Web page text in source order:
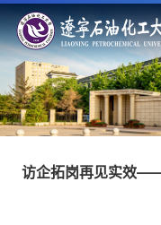
访企拓岗再见实效